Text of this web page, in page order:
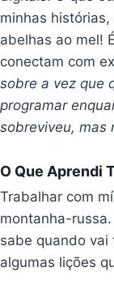
minhas
abelhas ao mel!
conectam com
sobre a vez que
programar
sobreviveu, mas
O Que Aprendi
Trabalhar com
montanha-
sabe quando vai
algumas lições